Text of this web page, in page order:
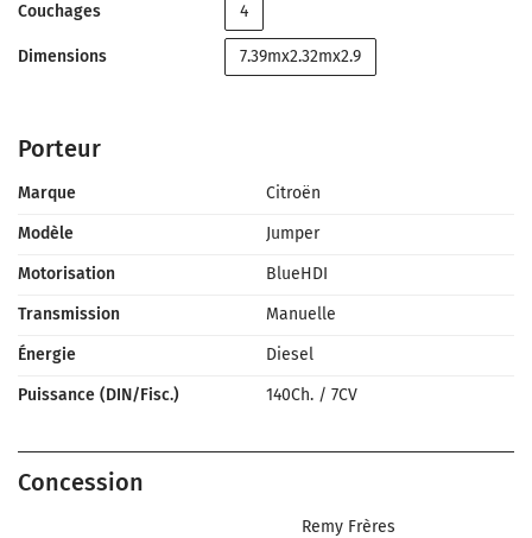
Couchages 4
Dimensions 7.39mx2.32mx2.9
Porteur
Marque
Citroën
Modèle
Jumper
Motorisation
BlueHDI
Transmission
Manuelle
Énergie
Diesel
Puissance (DIN/Fisc.)
140Ch. / 7CV
Concession
Remy Frères